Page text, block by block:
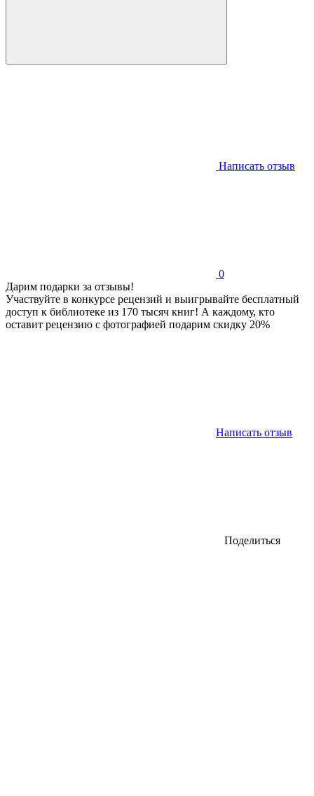
Написать отзыв
0
Дарим подарки за отзывы!
Участвуйте в конкурсе рецензий и выигрывайте бесплатный
доступ к библиотеке из 170 тысяч книг! А каждому, кто
оставит рецензию с фотографией подарим скидку 20%
Написать отзыв
Поделиться